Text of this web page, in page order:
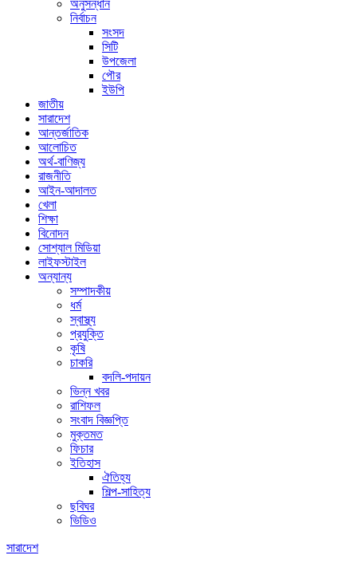
অনুসন্ধান
নির্বাচন
সংসদ
সিটি
উপজেলা
পৌর
ইউপি
জাতীয়
সারাদেশ
আন্তর্জাতিক
আলোচিত
অর্থ-বাণিজ্য
রাজনীতি
আইন-আদালত
খেলা
শিক্ষা
বিনোদন
সোশ্যাল মিডিয়া
লাইফস্টাইল
অন্যান্য
সম্পাদকীয়
ধর্ম
স্বাস্থ্য
প্রযুক্তি
কৃষি
চাকরি
বদলি-পদায়ন
ভিন্ন খবর
রাশিফল
সংবাদ বিজ্ঞপ্তি
মুক্তমত
ফিচার
ইতিহাস
ঐতিহ্য
শিল্প-সাহিত্য
ছবিঘর
ভিডিও
সারাদেশ